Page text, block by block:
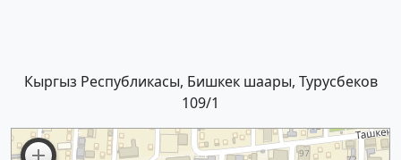
Кыргыз Республикасы, Бишкек шаары, Турусбеков
109/1